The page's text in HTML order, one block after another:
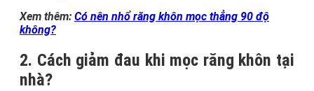
Xem thêm: Có nên nhổ răng khôn mọc thẳng 90 độ
không?
2. Cách giảm đau khi mọc răng khôn tại
nhà?